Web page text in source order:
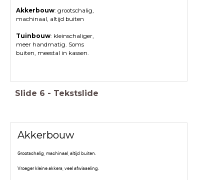
Akkerbouw: grootschalig,
machinaal, altijd buiten
Tuinbouw: kleinschaliger,
meer handmatig. Soms
buiten, meestal in kassen.
Slide 6 - Tekstslide
Akkerbouw
Grootschalig, machinaal, altijd buiten.
Vroeger kleine akkers, veel afwisseling.